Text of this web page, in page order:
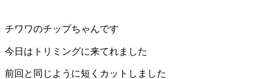
チワワのチップちゃんです
今日はトリミングに来てれました
前回と同じように短くカットしました